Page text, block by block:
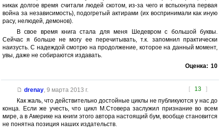
никак долгое время считали людей скотом, из-за чего и вспыхнула первая
война за независимость), подогретый актирами (их воспринимали как иную
расу, нелюдей, демонов).
В свое время книга стала для меня Шедевром с большой буквы.
Сейчас я больше не могу ее перечитывать, т.к. запомнил практически
наизусть. С надеждой смотрю на продолжение, которое на данный момент,
увы, даже не собираются издавать.
Оценка: 10
[ 13 ]
drenay, 9 марта 2013 г.
Как жаль, что действительно достойные циклы не публикуются у нас до
конца. Если же учесть, что цикл М.Стовера заслужил признание во всем
мире, а в Америке на книги этого автора настоящий бум, вообще становится
не понятна позиция наших издательств.